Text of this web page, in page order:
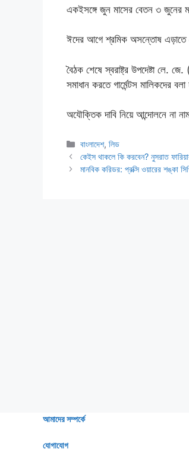
একইসঙ্গে জুন মাসের বেতন ৩ জুনের
ঈদের আগে শ্রমিক অসন্তোষ এড়াতে
বৈঠক শেষে স্বরাষ্ট্র উপদেষ্টা লে.
সমাধান করতে গার্মেন্টস মালিকদের
অযৌক্তিক দাবি নিয়ে আন্দোলনে না
Categories
বাংলাদেশ,লিড
কেইস থাকলে কি করবেন? নুসরাত ফারিয়ার
মানবিক করিডর: প্রক্সি ওয়ারের শঙ্কা
আমাদের সম্পর্কে
যোগাযোগ